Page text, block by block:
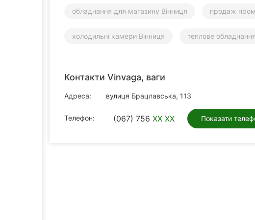
обладнання для магазину Вінниця
продаж
холодильні камери Вінниця теплове
Контакти Vinvaga, ваги
Адреса: вулиця Брацлавська, 113
Телефон: (067) 756 XX XX Показати